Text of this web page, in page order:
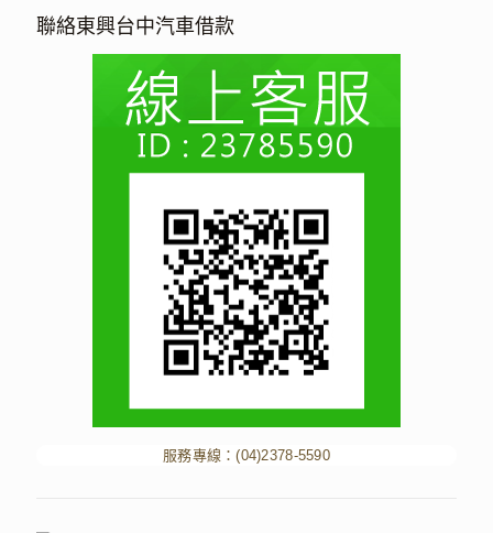
聯絡東興台中汽車借款
服務專線：(04)2378-5590